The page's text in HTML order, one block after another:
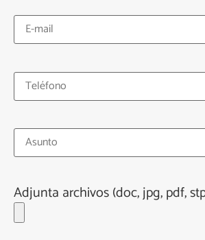
Adjunta archivos (doc, jpg, pdf,